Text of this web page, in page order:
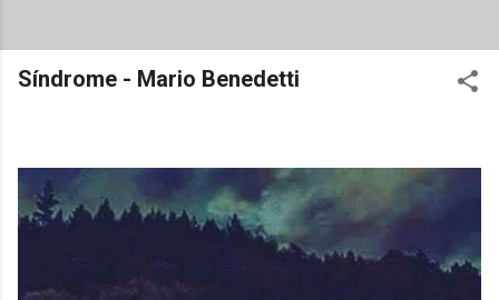
Síndrome - Mario Benedetti